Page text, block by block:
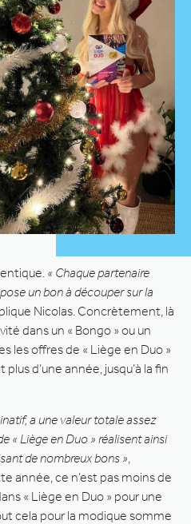
« Chaque partenaire
un bon à découper sur la
Nicolas. Concrètement, là
dans un « Bongo » ou un
les offres de « Liège en Duo »
d’une année, jusqu’à la fin
a une valeur totale assez
« Liège en Duo » réalisent ainsi
de nombreux bons »
année, ce n’est pas moins de
« Liège en Duo » pour une
cela pour la modique somme